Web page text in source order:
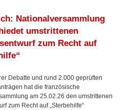
Nationalversammlung
umstrittenen
zum Recht auf
Debatte und rund 2.000 geprüften
hat die französische
am 25.02.26 den umstrittenen
zum Recht auf „Sterbehilfe“